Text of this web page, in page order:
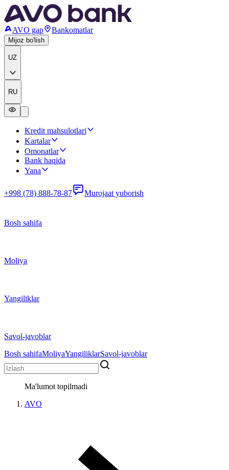
AVO gap Bankomatlar
Mijoz bo'lish
UZ
RU
Kredit mahsulotlari
Kartalar
Omonatlar
Bank haqida
Yana
+998 (78) 888-78-87 Murojaat yuborish
Bosh sahifa
Moliya
Yangiliklar
Savol-javoblar
Bosh sahifaMoliyaYangiliklarSavol-javoblar
Ma'lumot topilmadi
AVO